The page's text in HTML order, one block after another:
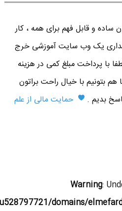
ساده و قابل فهم برای همه ، کار
یک وب سایت آموزشی خرج
با پرداخت مبلغ کمی در هزینه
بتونیم با خیال راحت براتون
بدیم .
حمایت مالی از علم
Warning:
domains/